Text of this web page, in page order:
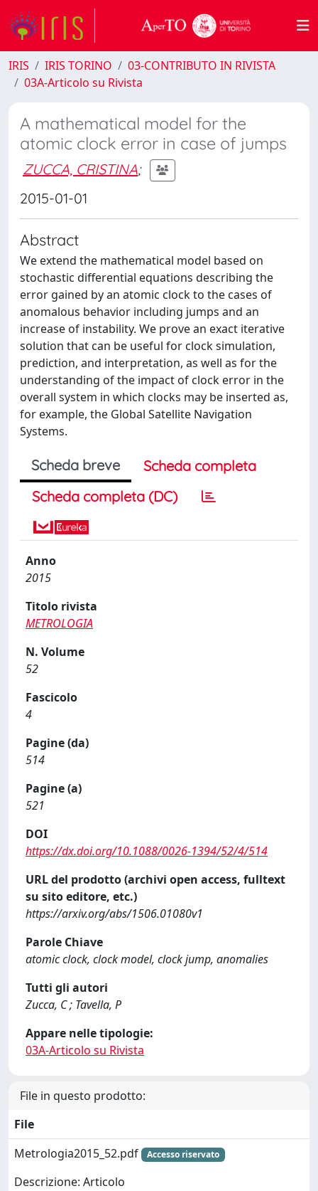
IRIS IRIS TORINO
03-CONTRIBUTO IN RIVISTA
03A-Articolo su Rivista
A mathematical model for the
atomic clock error in case of jumps
ZUCCA, CRISTINA;
2015-01-01
Abstract
We extend the mathematical model based on
stochastic differential equations describing the
error gained by an atomic clock to the cases of
anomalous behavior including jumps and an
increase of instability. We prove an exact iterative
solution that can be useful for clock simulation,
prediction, and interpretation, as well as for the
understanding of the impact of clock error in the
overall system in which clocks may be inserted as,
for example, the Global Satellite Navigation
Systems.
Scheda breve
Scheda completa
Scheda completa (DC)
Anno
2015
Titolo rivista
METROLOGIA
N. Volume
52
Fascicolo
4
Pagine (da)
514
Pagine (a)
521
DOI
https://dx.doi.org/10.1088/0026-1394/52/4/514
URL del prodotto (archivi open access, fulltext
su sito editore, etc.)
https://arxiv.org/abs/1506.01080v1
Parole Chiave
atomic clock, clock model, clock jump, anomalies
Tutti gli autori
Zucca, C ; Tavella, P
Appare nelle tipologie:
03A-Articolo su Rivista
File in questo prodotto:
File
Metrologia2015_52.pdf
Accesso riservato
Descrizione: Articolo